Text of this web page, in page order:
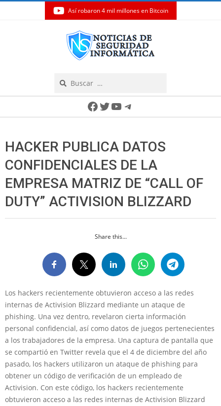
Así robaron 4 mil millones en Bitcoin
Facebook
Twitter
YouTube
Telegram
HACKER PUBLICA DATOS
CONFIDENCIALES DE LA
EMPRESA MATRIZ DE “CALL OF
DUTY” ACTIVISION BLIZZARD
Share this...
Los hackers recientemente obtuvieron acceso a las redes
internas de Activision Blizzard mediante un ataque de
phishing. Una vez dentro, revelaron cierta información
personal confidencial, así como datos de juegos pertenecientes
a los trabajadores de la empresa. Una captura de pantalla que
se compartió en Twitter revela que el 4 de diciembre del año
pasado, los hackers utilizaron un ataque de phishing para
obtener un código de verificación de un empleado de
Activision. Con este código, los hackers recientemente
obtuvieron acceso a las redes internas de Activision Blizzard